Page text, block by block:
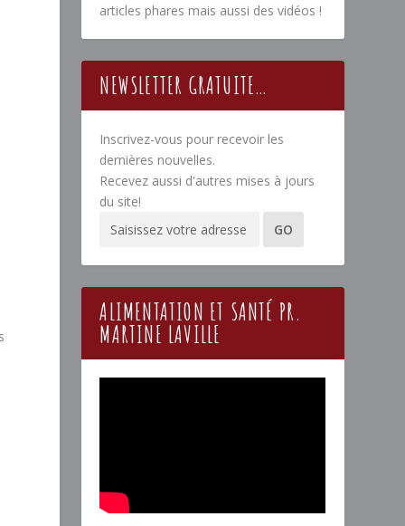
articles phares mais aussi des vidéos !
NEWSLETTER GRATUITE…
Inscrivez-vous pour recevoir les
dernières nouvelles.
Recevez aussi d'autres mises à jours
du site!
ALIMENTATION ET SANTÉ PR.
MARTINE LAVILLE